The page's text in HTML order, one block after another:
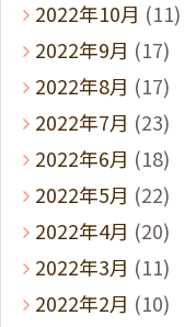
2022年10月 (11)
2022年9月 (17)
2022年8月 (17)
2022年7月 (23)
2022年6月 (18)
2022年5月 (22)
2022年4月 (20)
2022年3月 (11)
2022年2月 (10)